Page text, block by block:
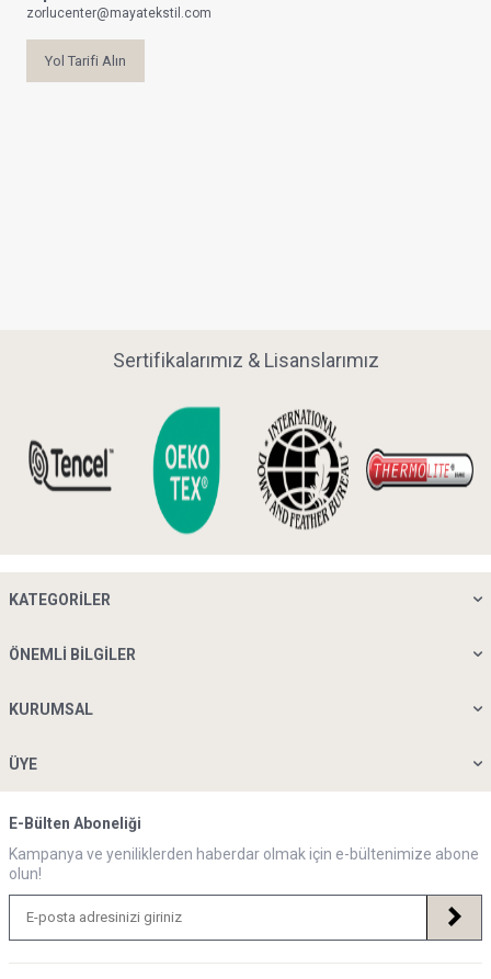
zorlucenter@mayatekstil.com
Yol Tarifi Alın
Sertifikalarımız & Lisanslarımız
KATEGORILER
ÖNEMLI BILGILER
KURUMSAL
ÜYE
E-Bülten Aboneliği
Kampanya ve yeniliklerden haberdar olmak için e-bültenimize abone
olun!